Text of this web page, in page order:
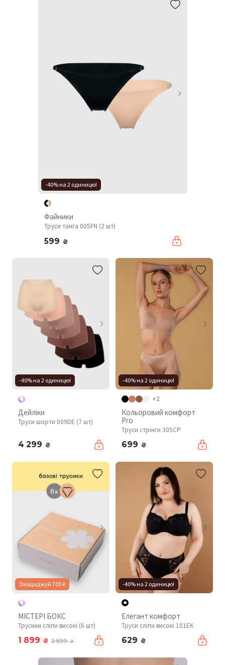
-40% на 2 одиницю!
Файники
Труси танга 005FN (2 шт)
599 ₴
-40% на 2 одиницю!
Дейліки
Труси шорти 009DE (7 шт)
4 299 ₴
-40% на 2 одиницю!
+2
Кольоровий комфорт
Pro
Труси стрінги 305CP
699 ₴
Заощаджуй 700 ₴
МІСТЕРІ БОКС
Трусики сліпи високі (6 шт)
1 899 ₴ 2 599₴
-40% на 2 одиницю!
Елегант комфорт
Труси сліпи високі 101EK
629 ₴